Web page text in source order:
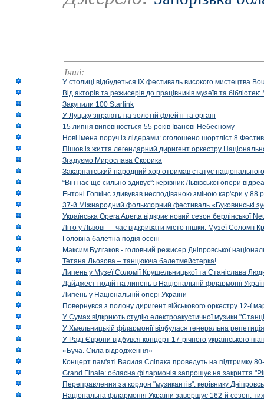
Інші:
У столиці відбудеться IX фестиваль високого мистецтва
Від акторів та режисерів до працівників музеїв та
Закупили 100 Starlink
У Луцьку зіграють на золотій флейті та органі
15 липня виповнюється 55 років Іванові Небесному
Нові імена поруч із лідерами: оголошено шортліст 8
Пішов із життя легендарний диригент оркестру
Згадуємо Мирослава Скорика
Закарпатський народний хор отримав статус національного
“Він нас ще сильно здивує”: керівник Львівської опери
Ентоні Гопкінс здивував несподіваною зміною кар'єри у 88
37-й Міжнародний фольклорний фестиваль «Буковинські
Українська Opera Aperta відкриє новий сезон берлінської
Літо у Львові — час відкривати місто пішки: Музеї Соломії
Головна балетна подія осені
Максим Булгаков - головний режисер Дніпровської
Тетяна Льозова – танцююча балетмейстерка!
Липень у Музеї Соломії Крушельницької та Станіслава
Дайджест подій на липень в Національній філармонії
Липень у Національній опері України
Повернувся з полону диригент військового оркестру 12-ї
У Сумах відкриють студію електроакустичної музики
У Хмельницькій філармонії відбулася генеральна
У Раді Європи відбувся концерт 17-річного українського
«Буча. Сила відродження»
Концерт пам'яті Василя Сліпака проведуть на підтримку
Grand Finale: обласна філармонія запрошує на закриття
Переправлення за кордон "музикантів": керівнику
Національна філармонія України завершує 162-й сезон: